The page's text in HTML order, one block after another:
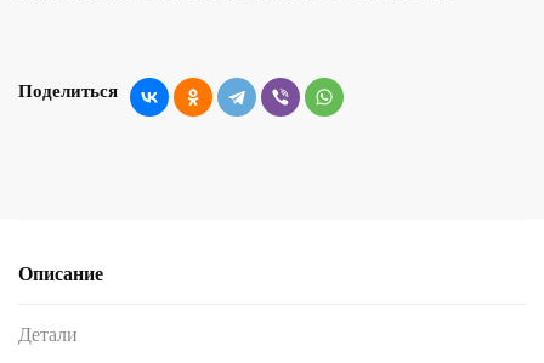
Поделиться
Описание
Детали